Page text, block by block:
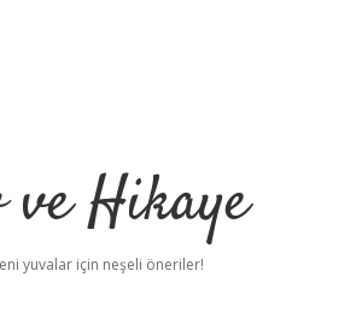
ve Hikaye
yuvalar için neşeli öneriler!